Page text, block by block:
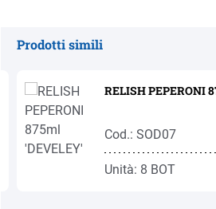
Prodotti simili
RELISH PEPERONI
Cod.: SOD07
Unità: 8 BOT